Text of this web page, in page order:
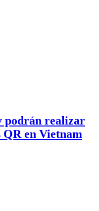
podrán realizar
QR en Vietnam